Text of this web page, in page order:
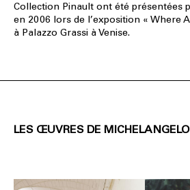
Collection Pinault ont été présentées
en 2006 lors de l’exposition « Where
à Palazzo Grassi à Venise.
LES ŒUVRES DE